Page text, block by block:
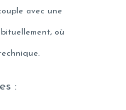
avec une
où
: